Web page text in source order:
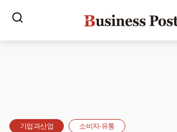
기업과산업 소비자·유통